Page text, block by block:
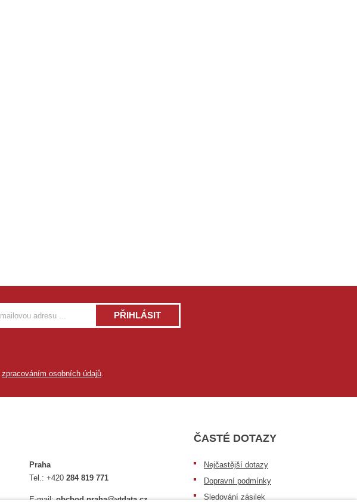
PŘIHLÁSIT
zpracováním osobních údajů
Praha
Tel.:+420284 819 771
E-mail:obchod.praha@vtdata.cz
ČASTÉ DOTAZY
Nejčastější dotazy
Dopravní podmínky
Sledování zásilek